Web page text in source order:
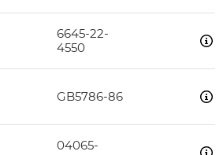
6645-22-
4550
GB5786-86
04065-